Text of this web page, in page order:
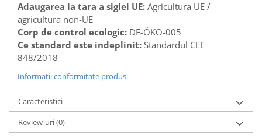
Adaugarea la tara a siglei UE: Agricultura UE /
agricultura non-UE
Corp de control ecologic: DE-ÖKO-005
Ce standard este indeplinit: Standardul CEE
848/2018
Informatii conformitate produs
Caracteristici
Review-uri(0)